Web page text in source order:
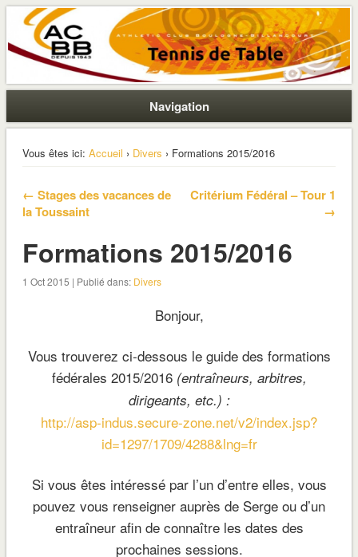
ACBB – Tennis de Table
La section ping de Boulogne
Navigation
Vous êtes ici: Accueil › Divers › Formations 2015/2016
← Stages des vacances de
la Toussaint
Critérium Fédéral – Tour 1
→
Formations 2015/2016
1 Oct 2015 | Publié dans: Divers
Bonjour,
Vous trouverez ci-dessous le guide des formations
fédérales 2015/2016 (entraîneurs, arbitres,
dirigeants, etc.) :
http://asp-indus.secure-zone.net/v2/index.jsp?
id=1297/1709/4288&lng=fr
Si vous êtes intéressé par l’un d’entre elles, vous
pouvez vous renseigner auprès de Serge ou d’un
entraîneur afin de connaître les dates des
prochaines sessions.